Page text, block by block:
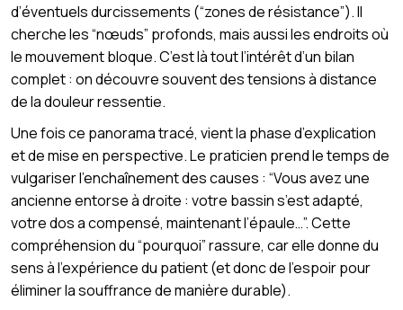
d’éventuels durcissements (“zones de résistance”). Il
cherche les “nœuds” profonds, mais aussi les endroits où
le mouvement bloque. C’est là tout l’intérêt d’un bilan
complet : on découvre souvent des tensions à distance
de la douleur ressentie.
Une fois ce panorama tracé, vient la phase d’explication
et de mise en perspective. Le praticien prend le temps de
vulgariser l’enchaînement des causes : “Vous avez une
ancienne entorse à droite : votre bassin s’est adapté,
votre dos a compensé, maintenant l’épaule…”. Cette
compréhension du “pourquoi” rassure, car elle donne du
sens à l’expérience du patient (et donc de l’espoir pour
éliminer la souffrance de manière durable).